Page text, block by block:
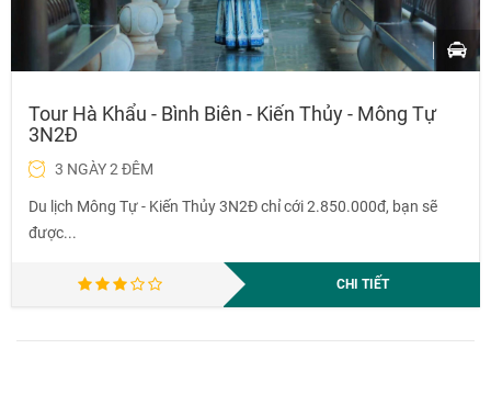
Tour Hà Khẩu - Bình Biên - Kiến Thủy - Mông Tự
3N2Đ
3 NGÀY 2 ĐÊM
Du lịch Mông Tự - Kiến Thủy 3N2Đ chỉ cới 2.850.000đ, bạn sẽ
được...
CHI TIẾT